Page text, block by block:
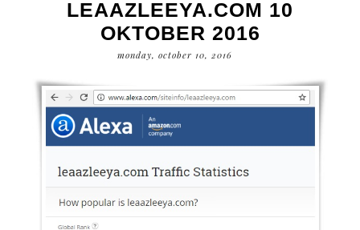
LEAAZLEEYA.COM 10
OKTOBER 2016
monday, october 10, 2016